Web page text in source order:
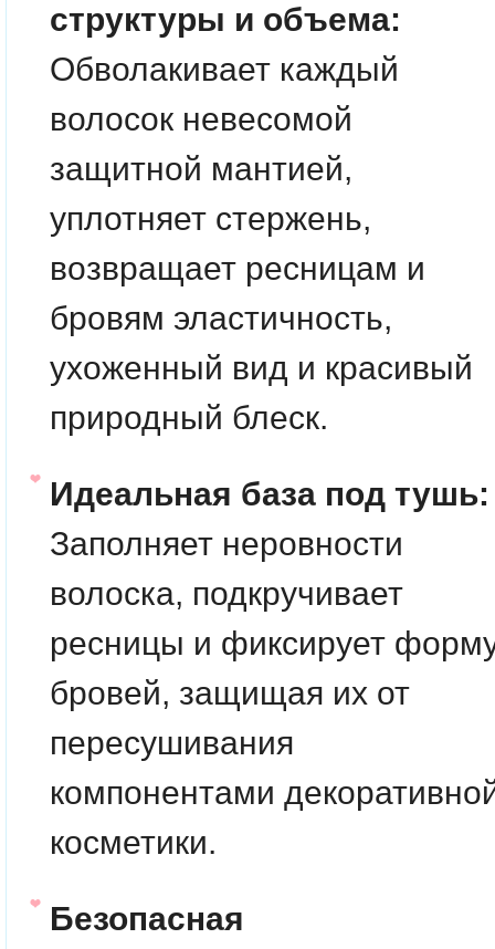
структуры и объема:
Обволакивает каждый
волосок невесомой
защитной мантией,
уплотняет стержень,
возвращает ресницам и
бровям эластичность,
ухоженный вид и красивый
природный блеск.
Идеальная база под тушь:
Заполняет неровности
волоска, подкручивает
ресницы и фиксирует
бровей, защищая их от
пересушивания
компонентами
косметики.
Безопасная